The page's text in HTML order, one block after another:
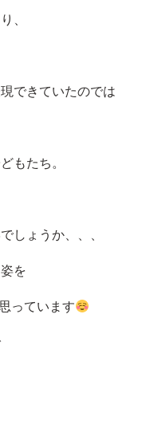
、
できていたのでは
もたち。
しょうか、、、
を
っています